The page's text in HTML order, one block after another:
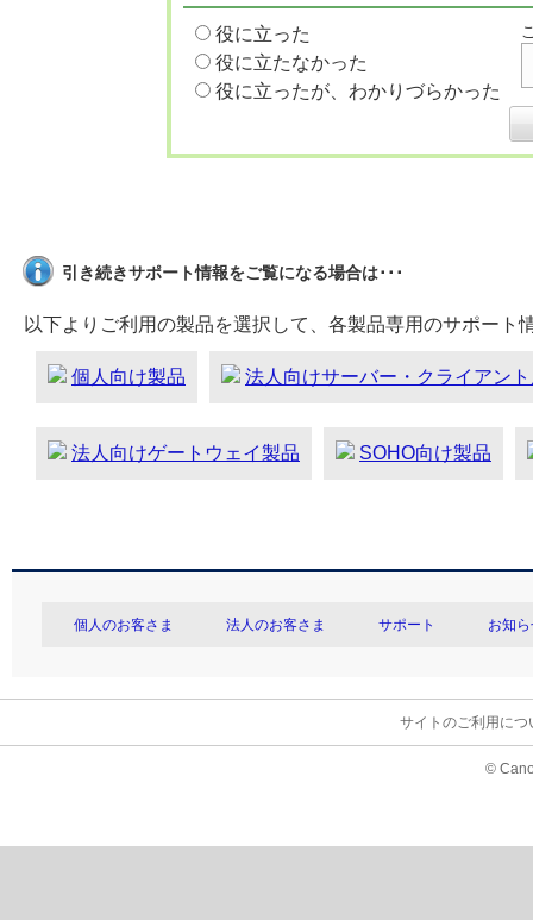
役に立った
役に立たなかった
役に立ったが、わかりづらかった
引き続きサポート情報をご覧になる場合は･･･
以下よりご利用の製品を選択して、各製品専用のサポート
個人向け製品 法人向けサーバー・クライアン
法人向けゲートウェイ製品 SOHO向け製品
個人のお客さま 法人のお客さま サポート お知
サイトのご利用につ
©